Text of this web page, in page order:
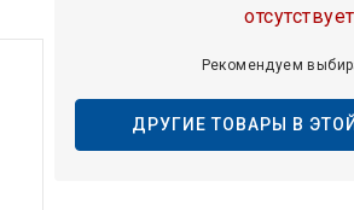
Рекомендуем
ДРУГИЕ ТОВАРЫ В